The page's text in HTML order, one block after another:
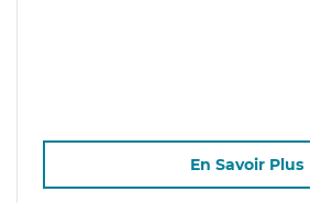
En Savoir Plus